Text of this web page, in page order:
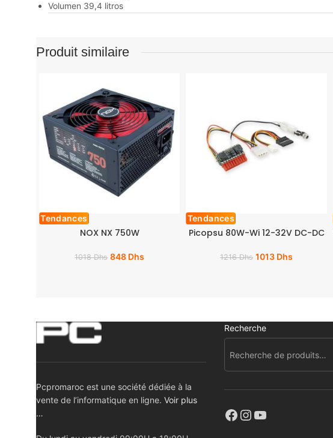
Volumen 39,4 litros
Produit similaire
Tendances
NOX NX 750W
1018Dhs 848 Dhs
Tendances
Picopsu 80W-Wi 12-32V DC-DC
1216Dhs 1013 Dhs
Pcpromaroc est une société dédiée à la
vente de l’informatique en ligne. Voir plus
…
Recherche